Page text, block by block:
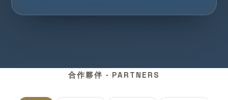
合作夥伴 · PARTNERS